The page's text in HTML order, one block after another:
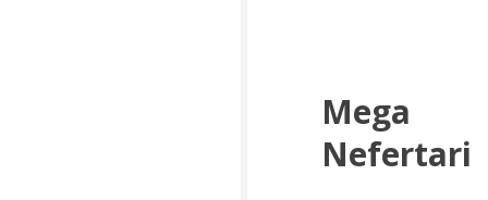
Mega
Nefertari